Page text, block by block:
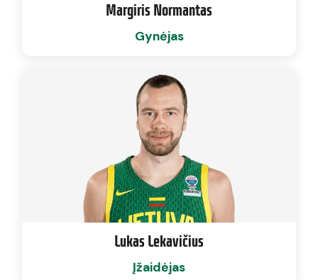
Margiris Normantas
Gynėjas
Lukas Lekavičius
Įžaidėjas